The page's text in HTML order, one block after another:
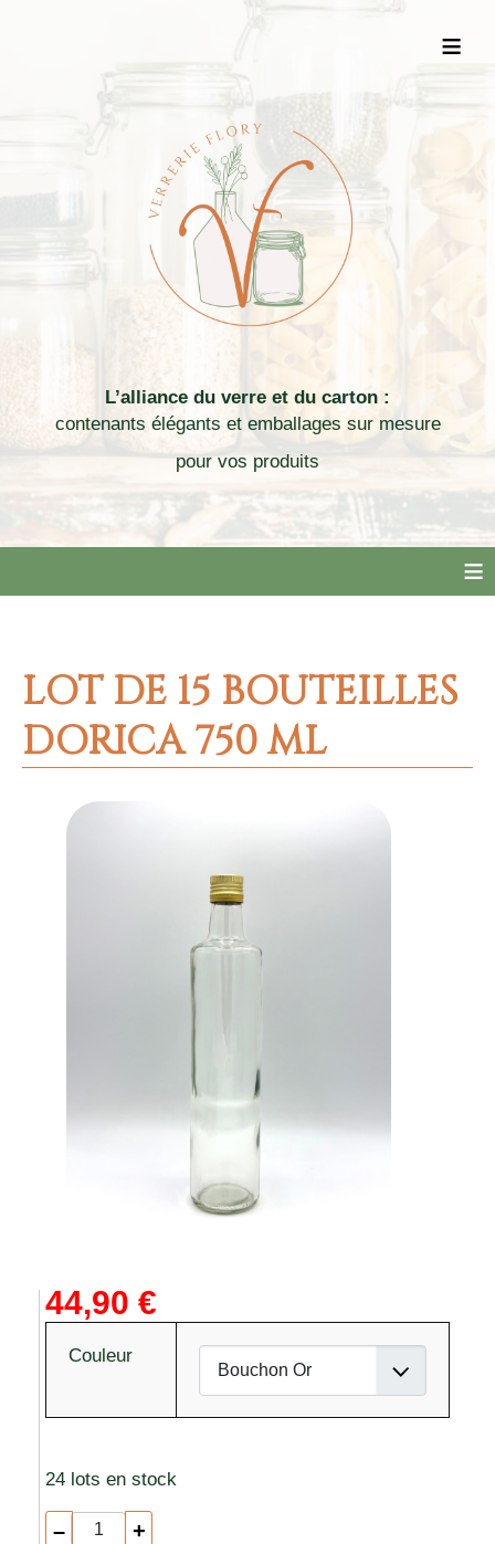
≡
L’alliance du verre et du carton :
contenants élégants et emballages sur mesure
pour vos produits
≡
LOT DE 15 BOUTEILLES
DORICA 750 ML
44,90 €
Couleur
24 lots en stock
– +